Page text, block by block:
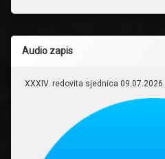
Audio zapis
XXXIV. redovita sjednica 09.07.2026.